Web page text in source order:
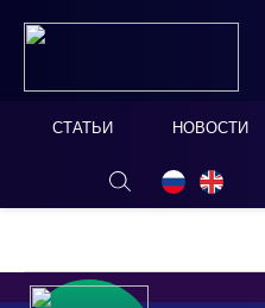
СТАТЬИ НОВОСТИ
ОНЛАЙН ТАБЛО СКРЫТЬ